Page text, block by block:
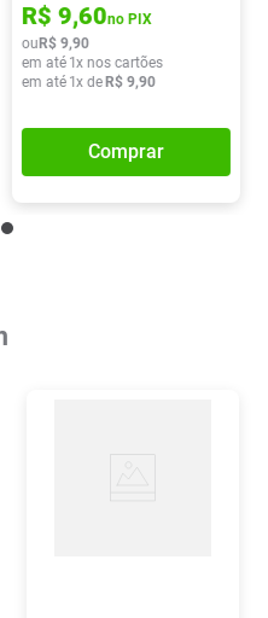
R$ 9,60no PIX
ou R$ 9,90
em até 1x nos cartões
em até 1x de R$ 9,90
Comprar